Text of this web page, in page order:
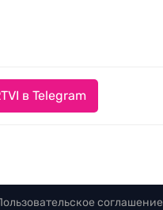
в Telegram
соглашение